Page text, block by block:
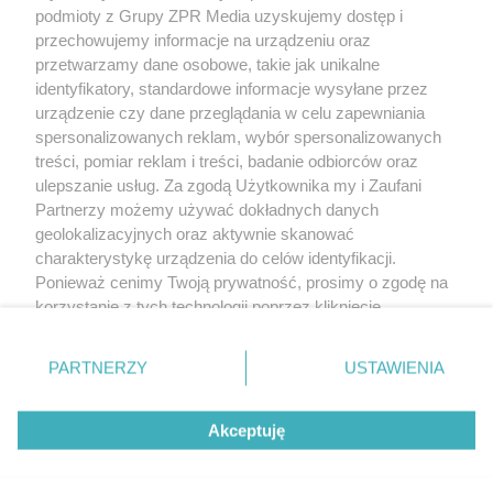
(w tym także elektroniczny lub mechaniczny) na jakimkolwiek polu
eksploatacji w jakiejkolwiek formie, włącznie z umieszczaniem w
Internecie bez pisemnej zgody właściciela praw. Jakiekolwiek użycie
lub wykorzystanie utworów w całości lub w części z naruszeniem
prawa, tzn. bez właściwej zgody, jest zabronione pod groźbą kary i
może być ścigane prawnie.
O nas
Informacje prawne
Nasze serwisy
podmioty z Grupy ZPR Media uzyskujemy dostęp i
przechowujemy informacje na urządzeniu oraz
przetwarzamy dane osobowe, takie jak unikalne
identyfikatory, standardowe informacje wysyłane przez
urządzenie czy dane przeglądania w celu zapewniania
spersonalizowanych reklam, wybór spersonalizowanych
treści, pomiar reklam i treści, badanie odbiorców oraz
ulepszanie usług. Za zgodą Użytkownika my i Zaufani
Partnerzy możemy używać dokładnych danych
geolokalizacyjnych oraz aktywnie skanować
charakterystykę urządzenia do celów identyfikacji.
Ponieważ cenimy Twoją prywatność, prosimy o zgodę na
korzystanie z tych technologii poprzez kliknięcie
zmienić/wycofać klikając przycisk ustawień prywatności
znajdujący się w lewym dolnym rogu strony
rodzaje przetwarzania danych nie wymagają zgody
użytkownika, ale masz prawo sprzeciwić się takiemu
przetwarzaniu. Preferencje będą miały zastosowanie tylko
PARTNERZY USTAWIENIA
Akceptuję